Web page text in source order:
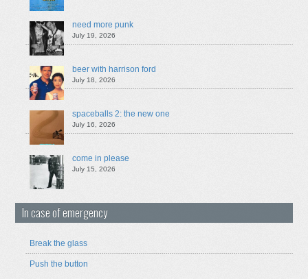
need more punk
July 19, 2026
beer with harrison ford
July 18, 2026
spaceballs 2: the new one
July 16, 2026
come in please
July 15, 2026
In case of emergency
Break the glass
Push the button